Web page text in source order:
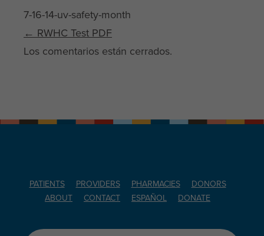
7-16-14-uv-safety-month
Post navigation
← RWHC Test PDF
Los comentarios están cerrados.
PATIENTS PROVIDERS PHARMACIES
DONORS
ABOUT
CONTACT ESPAÑOL DONATE